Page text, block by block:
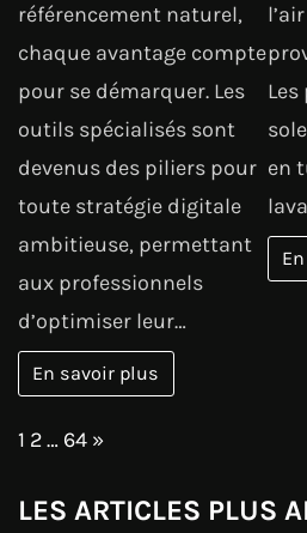
référencement naturel,
chaque avantage compte
pour se démarquer. Les
outils spécialisés sont
devenus des piliers pour
toute stratégie digitale
ambitieuse, permettant
aux professionnels
d’optimiser leur…
En savoir plus
en
Page:
1 2… 64 Next
»
LES ARTICLES PLUS